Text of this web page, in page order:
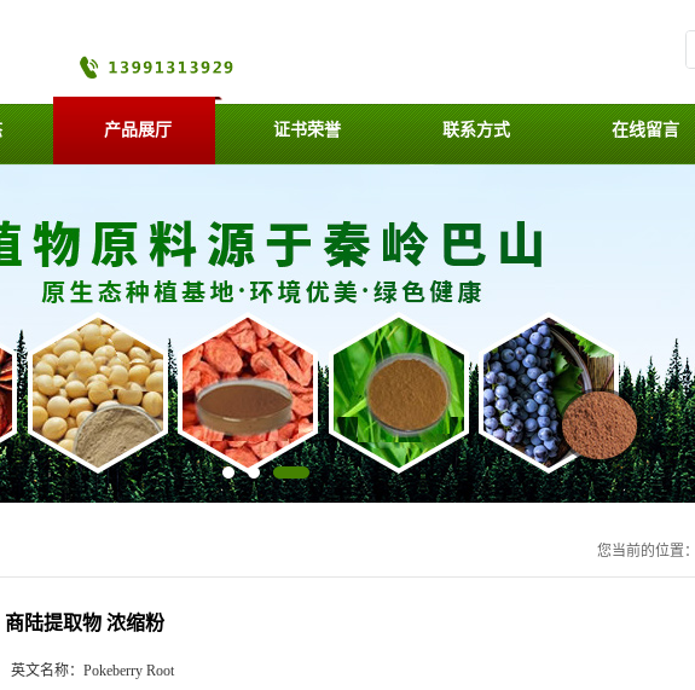
产品展厅 证书荣誉 联系方式 在线留言
您当前的位置：
商陆提取物 浓缩粉
英文名称： Pokeberry Root